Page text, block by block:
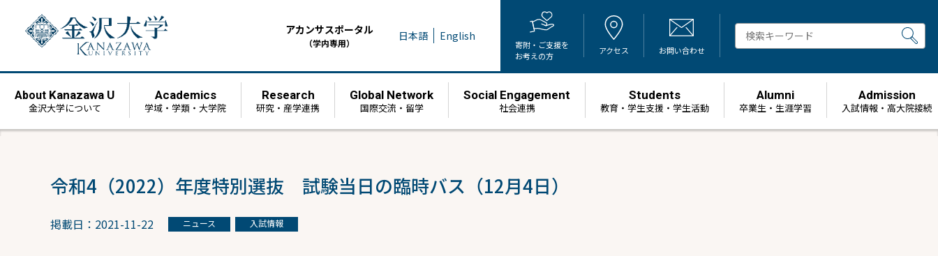
アカンサスポータル
（学内専用） 日本語 English
寄附・ご支援を
お考えの方
アクセス お問い合わせ
About Kanazawa U
金沢大学について
Academics
学域・学類・大学院
Research
研究・産学連携
Global Network
国際交流・留学
Social Engagement
社会連携
Students
教育・学生支援・学生活動
Alumni
卒業生・生涯学習
Admission
⼊試情報・高大院接続
令和4（2022）年度特別選抜 試験当日の臨時バス（12月4日）
掲載日：2021-11-22 ニュース 入試情報